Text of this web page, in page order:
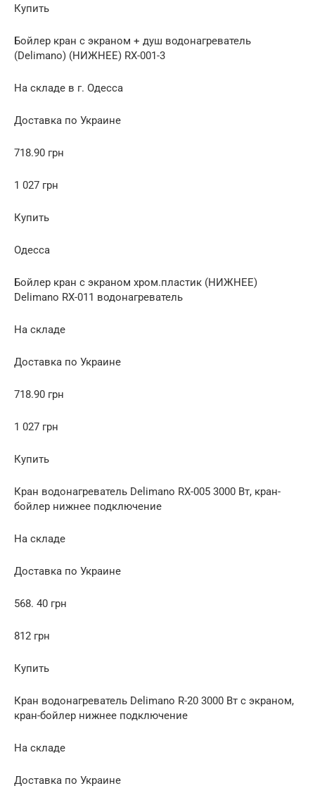
Купить
Бойлер кран с экраном + душ водонагреватель
(Delimano) (НИЖНЕЕ) RX-001-3
На складе в г. Одесса
Доставка по Украине
718.90 грн
1 027 грн
Купить
Одесса
Бойлер кран с экраном хром.пластик (НИЖНЕЕ)
Delimano RX-011 водонагреватель
На складе
Доставка по Украине
718.90 грн
1 027 грн
Купить
Кран водонагреватель Delimano RX-005 3000 Вт, кран-
бойлер нижнее подключение
На складе
Доставка по Украине
568. 40 грн
812 грн
Купить
Кран водонагреватель Delimano R-20 3000 Вт с экраном,
кран-бойлер нижнее подключение
На складе
Доставка по Украине